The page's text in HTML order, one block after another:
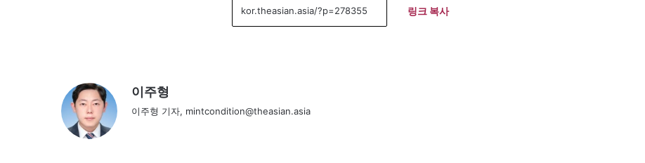
링크 복사
이주형
이주형 기자, mintcondition@theasian.asia